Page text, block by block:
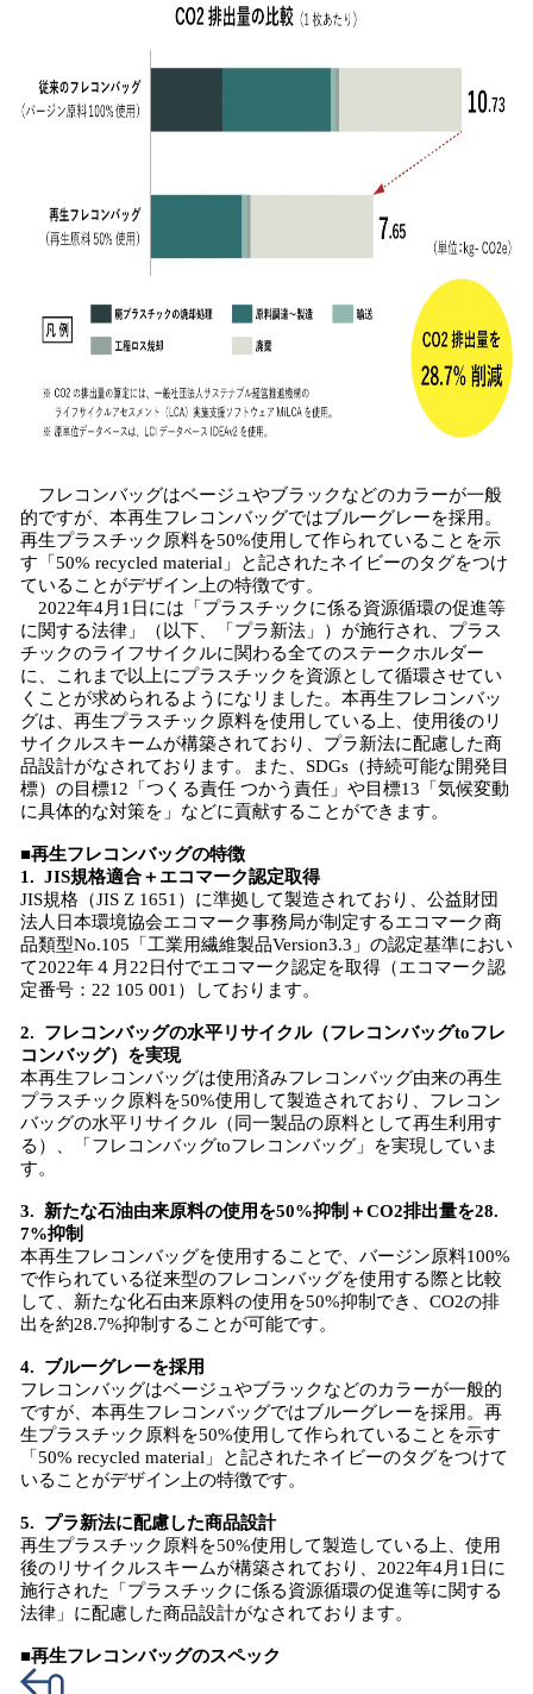
フレコンバッグはベージュやブラックなどのカラーが一般
的ですが、本再生フレコンバッグではブルーグレーを採用。
再生プラスチック原料を50%使用して作られていることを示
す「50% recycled material」と記されたネイビーのタグをつけ
ていることがデザイン上の特徴です。
2022年4月1日には「プラスチックに係る資源循環の促進等
に関する法律」（以下、「プラ新法」）が施行され、プラス
チックのライフサイクルに関わる全てのステークホルダー
に、これまで以上にプラスチックを資源として循環させてい
くことが求められるようになリました。本再生フレコンバッ
グは、再生プラスチック原料を使用している上、使用後のリ
サイクルスキームが構築されており、プラ新法に配慮した商
品設計がなされております。また、SDGs（持続可能な開発目
標）の目標12「つくる責任 つかう責任」や目標13「気候変動
に具体的な対策を」などに貢献することができます。
■再生フレコンバッグの特徴
1. JIS規格適合＋エコマーク認定取得
JIS規格（JIS Z 1651）に準拠して製造されており、公益財団
法人日本環境協会エコマーク事務局が制定するエコマーク商
品類型No.105「工業用繊維製品Version3.3」の認定基準におい
て2022年４月22日付でエコマーク認定を取得（エコマーク認
定番号：22 105 001）しております。
2. フレコンバッグの水平リサイクル（フレコンバッグtoフレ
コンバッグ）を実現
本再生フレコンバッグは使用済みフレコンバッグ由来の再生
プラスチック原料を50%使用して製造されており、フレコン
バッグの水平リサイクル（同一製品の原料として再生利用す
る）、「フレコンバッグtoフレコンバッグ」を実現していま
す。
3. 新たな石油由来原料の使用を50%抑制＋CO2排出量を28.
7%抑制
本再生フレコンバッグを使用することで、バージン原料100%
で作られている従来型のフレコンバッグを使用する際と比較
して、新たな化石由来原料の使用を50%抑制でき、CO2の排
出を約28.7%抑制することが可能です。
4. ブルーグレーを採用
フレコンバッグはベージュやブラックなどのカラーが一般的
ですが、本再生フレコンバッグではブルーグレーを採用。再
生プラスチック原料を50%使用して作られていることを示す
「50% recycled material」と記されたネイビーのタグをつけて
いることがデザイン上の特徴です。
5. プラ新法に配慮した商品設計
再生プラスチック原料を50%使用して製造している上、使用
後のリサイクルスキームが構築されており、2022年4月1日に
施行された「プラスチックに係る資源循環の促進等に関する
法律」に配慮した商品設計がなされております。
■再生フレコンバッグのスペック